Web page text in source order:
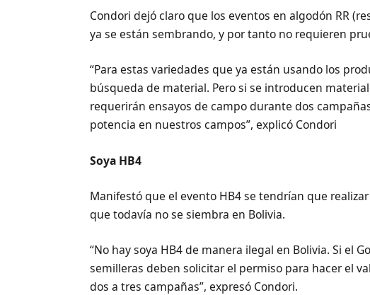
Condori dejó claro que los eventos en algodón RR
ya se están sembrando, y por tanto no requieren
“Para estas variedades que ya están usando los
búsqueda de material. Pero si se introducen
requerirán ensayos de campo durante dos
potencia en nuestros campos”, explicó Condori
Soya HB4
Manifestó que el evento HB4 se tendrían que
que todavía no se siembra en Bolivia.
“No hay soya HB4 de manera ilegal en Bolivia. Si el
semilleras deben solicitar el permiso para hacer el
dos a tres campañas”, expresó Condori.